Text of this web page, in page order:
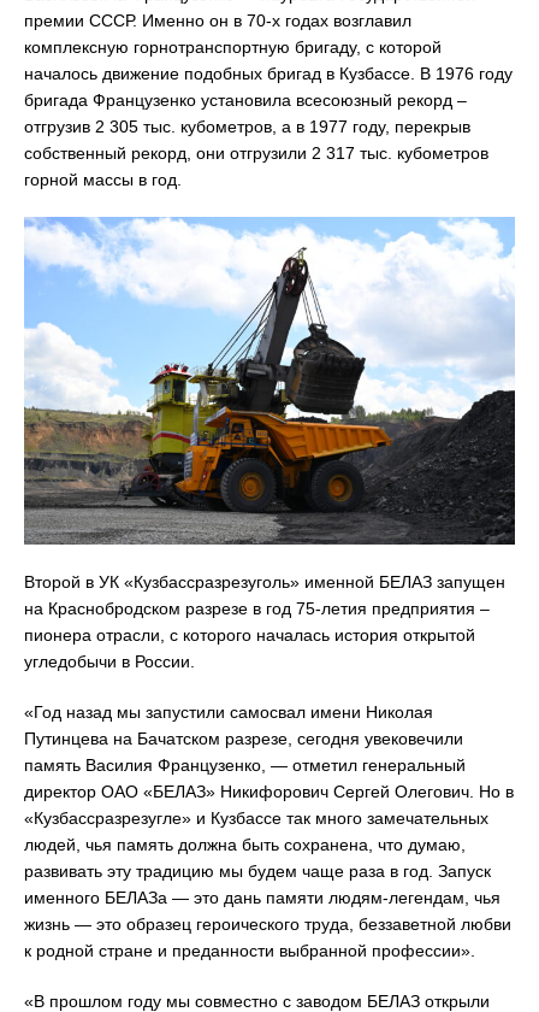
премии СССР. Именно он в 70-х годах возглавил
комплексную горнотранспортную бригаду, с которой
началось движение подобных бригад в Кузбассе. В 1976 году
бригада Французенко установила всесоюзный рекорд –
отгрузив 2 305 тыс. кубометров, а в 1977 году, перекрыв
собственный рекорд, они отгрузили 2 317 тыс. кубометров
горной массы в год.
Второй в УК «Кузбассразрезуголь» именной БЕЛАЗ запущен
на Краснобродском разрезе в год 75-летия предприятия –
пионера отрасли, с которого началась история открытой
угледобычи в России.
«Год назад мы запустили самосвал имени Николая
Путинцева на Бачатском разрезе, сегодня увековечили
память Василия Французенко, — отметил генеральный
директор ОАО «БЕЛАЗ» Никифорович Сергей Олегович. Но в
«Кузбассразрезугле» и Кузбассе так много замечательных
людей, чья память должна быть сохранена, что думаю,
развивать эту традицию мы будем чаще раза в год. Запуск
именного БЕЛАЗа — это дань памяти людям-легендам, чья
жизнь — это образец героического труда, беззаветной любви
к родной стране и преданности выбранной профессии».
«В прошлом году мы совместно с заводом БЕЛАЗ открыли